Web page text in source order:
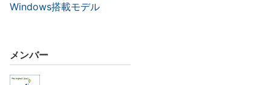
Windows搭載モデル
メンバー